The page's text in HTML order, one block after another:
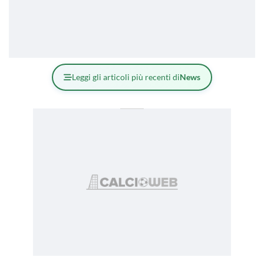
Leggi gli articoli più recenti diNews